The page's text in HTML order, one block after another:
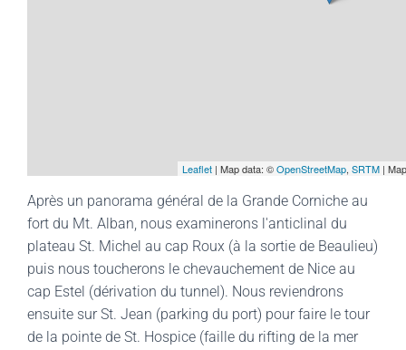
Leaflet | Map data: ©OpenStreetMap, SRTM |
Après un panorama général de la Grande Corniche au
fort du Mt. Alban, nous examinerons l'anticlinal du
plateau St. Michel au cap Roux (à la sortie de Beaulieu)
puis nous toucherons le chevauchement de Nice au
cap Estel (dérivation du tunnel). Nous reviendrons
ensuite sur St. Jean (parking du port) pour faire le tour
de la pointe de St. Hospice (faille du rifting de la mer